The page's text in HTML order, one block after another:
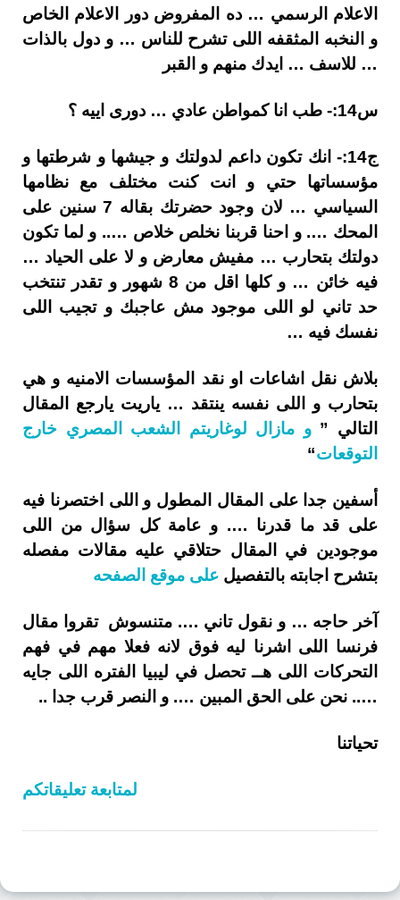
الاعلام الرسمي … ده المفروض دور الاعلام الخاص
و النخبه المثقفه اللى تشرح للناس … و دول بالذات
… للاسف … ايدك منهم و القبر
س14:- طب انا كمواطن عادي … دورى اييه ؟
ج14:- انك تكون داعم لدولتك و جيشها و شرطتها و
مؤسساتها حتي و انت كنت مختلف مع نظامها
السياسي … لان وجود حضرتك بقاله 7 سنين على
المحك …. و احنا قربنا نخلص خلاص ….. و لما تكون
دولتك بتحارب … مفيش معارض و لا على الحياد …
فيه خائن … و كلها اقل من 8 شهور و تقدر تنتخب
حد تاني لو اللى موجود مش عاجبك و تجيب اللى
نفسك فيه …
بلاش نقل اشاعات او نقد المؤسسات الامنيه و هي
بتحارب و اللى نفسه ينتقد … ياريت يارجع المقال
التالي ”و مازال لوغاريتم الشعب المصري خارج
التوقعات“
أسفين جدا على المقال المطول و اللى اختصرنا فيه
على قد ما قدرنا …. و عامة كل سؤال من اللى
موجودين في المقال حتلاقي عليه مقالات مفصله
بتشرح اجابته بالتفصيل على موقع الصفحه
آخر حاجه … و نقول تاني …. متنسوش تقروا مقال
فرنسا اللى اشرنا ليه فوق لانه فعلا مهم في فهم
التحركات اللى هــ تحصل في ليبيا الفتره اللى جايه
….. نحن على الحق المبين …. و النصر قرب جدا ..
تحياتنا
لمتابعة تعليقاتكم